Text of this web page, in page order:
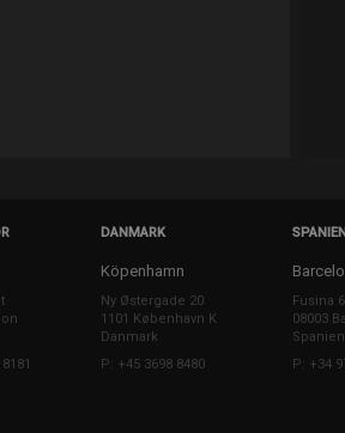
DANMARK
Köpenhamn
Ny Østergade 20
1101 København K
Danmark
P: +45 3698 8480
Fusina
08003
Spanien
P: +34